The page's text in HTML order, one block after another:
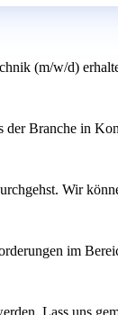
(m/w/d)
Branche in
Wir
im